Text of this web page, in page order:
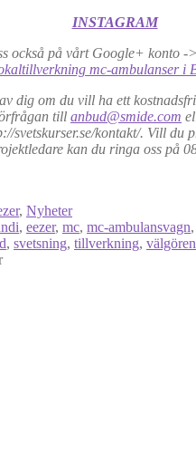
INSTAGRAM
också på vårt Google+ konto ->
mc-ambulanser i
dig om du vill ha ett
till anbud@smide.com
svetskurser.se/kontakt/. Vill du
kan du ringa oss på
, Nyheter
, eezer, mc, mc-ambulansvagn,
, svetsning, tillverkning,